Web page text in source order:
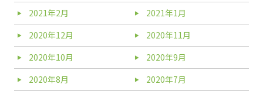
2021年2月
2021年1月
2020年12月
2020年11月
2020年10月
2020年9月
2020年8月
2020年7月